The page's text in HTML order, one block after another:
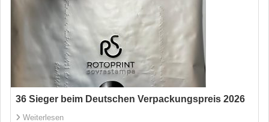
36 Sieger beim Deutschen Verpackungspreis 2026
Weiterlesen